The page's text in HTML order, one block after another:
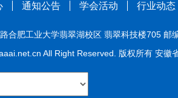
通知公告 学会活动 行业动态
合肥工业大学翡翠湖校区 翡翠科技楼705
All Right Reserved. 版权所有 安徽